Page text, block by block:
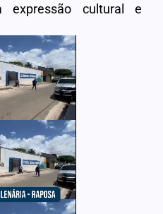
expressão cultural e